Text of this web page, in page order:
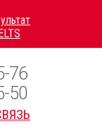
76
50